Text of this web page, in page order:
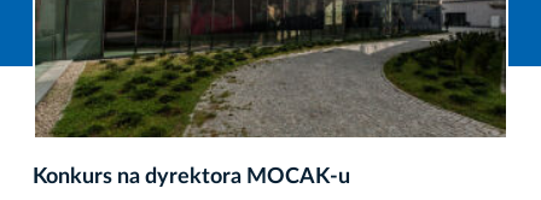
Konkurs na dyrektora MOCAK-u